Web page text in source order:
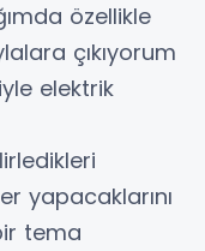
özellikle
çıkıyorum
elektrik
yapacaklarını
tema